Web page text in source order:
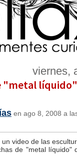
viernes,
"metal
en ago 8, 2008 a
video de las
de "metal líquido"